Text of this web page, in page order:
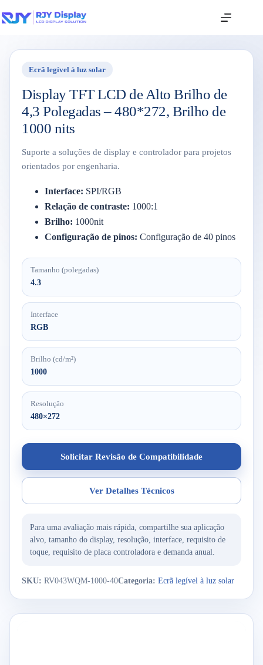
Ecrã legível à luz solar
Display TFT LCD de Alto Brilho de
4,3 Polegadas – 480*272, Brilho de
1000 nits
Suporte a soluções de display e controlador para projetos
orientados por engenharia.
Interface: SPI/RGB
Relação de contraste: 1000:1
Brilho: 1000nit
Configuração de pinos: Configuração de 40 pinos
Tamanho (polegadas)
4.3
Interface
RGB
Brilho (cd/m²)
1000
Resolução
480×272
Solicitar Revisão de Compatibilidade
Ver Detalhes Técnicos
Para uma avaliação mais rápida, compartilhe sua aplicação
alvo, tamanho do display, resolução, interface, requisito de
toque, requisito de placa controladora e demanda anual.
SKU: RV043WQM-1000-40Categoria: Ecrã legível à luz solar